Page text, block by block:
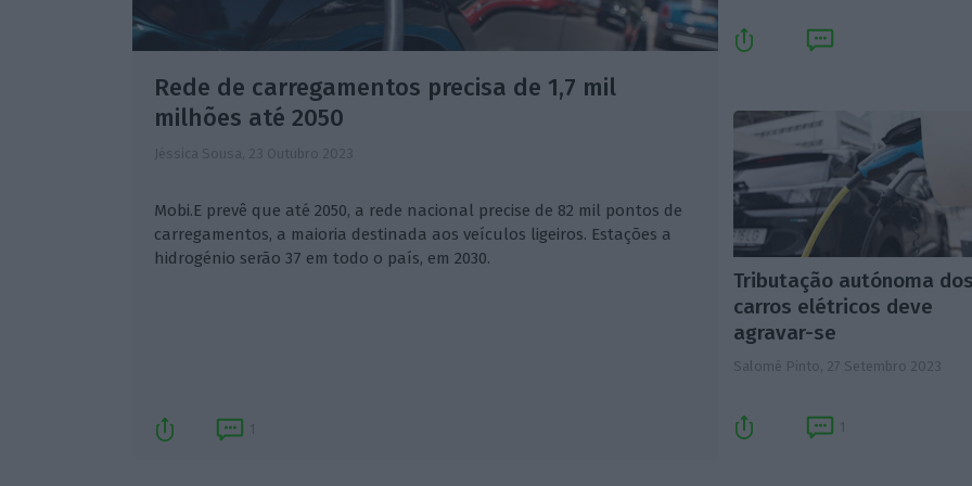
Rede de carregamentos precisa de 1,7 mil
milhões até 2050
Jéssica Sousa, 23 Outubro 2023
Mobi.E prevê que até 2050, a rede nacional precise de 82 mil pontos de
carregamentos, a maioria destinada aos veículos ligeiros. Estações a
hidrogénio serão 37 em todo o país, em 2030.
Tributação autónoma
carros elétricos deve
agravar-se
Salomé Pinto, 27 Setembro 2023